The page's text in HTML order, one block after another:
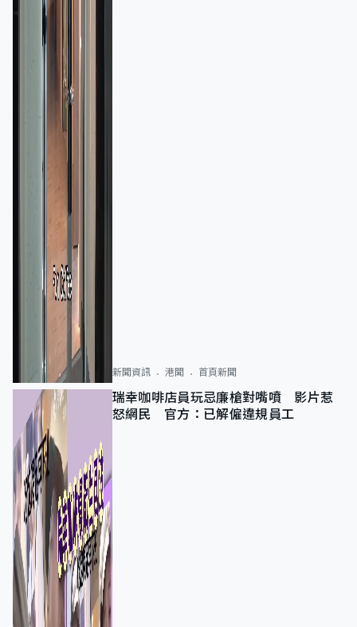
新聞資訊 港聞 首頁新聞
瑞幸咖啡店員玩忌廉槍對嘴噴 影片惹
怒網民 官方：已解僱違規員工